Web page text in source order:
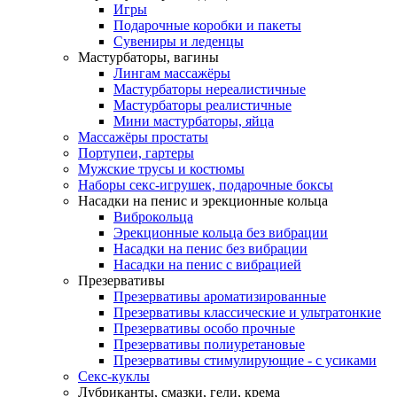
Игры
Подарочные коробки и пакеты
Сувениры и леденцы
Мастурбаторы, вагины
Лингам массажёры
Мастурбаторы нереалистичные
Мастурбаторы реалистичные
Мини мастурбаторы, яйца
Массажёры простаты
Портупеи, гартеры
Мужские трусы и костюмы
Наборы секс-игрушек, подарочные боксы
Насадки на пенис и эрекционные кольца
Виброкольца
Эрекционные кольца без вибрации
Насадки на пенис без вибрации
Насадки на пенис с вибрацией
Презервативы
Презервативы ароматизированные
Презервативы классические и ультратонкие
Презервативы особо прочные
Презервативы полиуретановые
Презервативы стимулирующие - с усиками
Секс-куклы
Лубриканты, смазки, гели, крема